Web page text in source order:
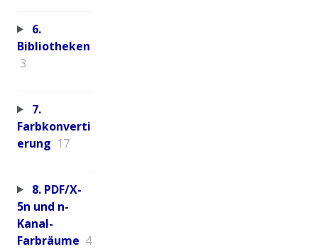
6.
Bibliotheken
3
7.
Farbkonverti
erung 17
8. PDF/X-
5n und n-
Kanal-
Farbräume 4